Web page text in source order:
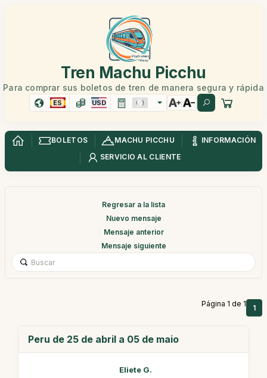
Tren Machu Picchu
Para comprar sus boletos de tren de manera segura y rápida
ES USD
BOLETOS MACHU PICCHU
INFORMACIÓN
SERVICIO AL CLIENTE
Regresar a la lista
Nuevo mensaje
Mensaje anterior
Mensaje siguiente
Página 1 de 1 1
Peru de 25 de abril a 05 de maio
Eliete G.